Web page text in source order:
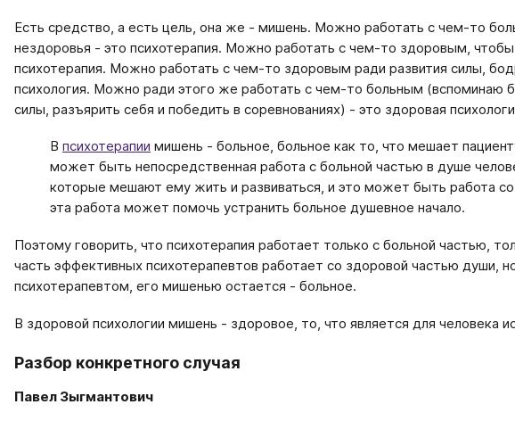
Есть средство, а есть цель, она же - мишень. Можно работать с чем-то
нездоровья - это психотерапия. Можно работать с чем-то здоровым,
психотерапия. Можно работать с чем-то здоровым ради развития силы,
психология. Можно ради этого же работать с чем-то больным (вспоминаю
силы, разъярить себя и победить в соревнованиях) - это здоровая
В психотерапии мишень - больное, больное как то, что мешает
может быть непосредственная работа с больной частью в душе
которые мешают ему жить и развиваться, и это может быть работа
эта работа может помочь устранить больное душевное начало.
Поэтому говорить, что психотерапия работает только с больной частью,
часть эффективных психотерапевтов работает со здоровой частью души,
психотерапевтом, его мишенью остается - больное.
В здоровой психологии мишень - здоровое, то, что является для человека
Разбор конкретного случая
Павел Зыгмантович